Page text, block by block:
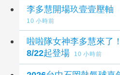
李多慧開場玖壹壹壓
10 小時前
啦啦隊女神李多慧來
8/22起登場
10 小時前